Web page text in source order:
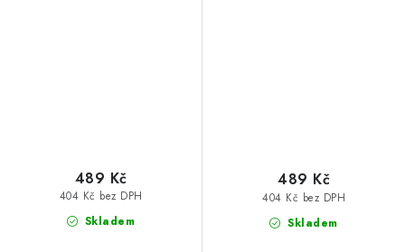
Skladem
404 Kč bez DPH
489 Kč
Skladem
404 Kč bez DPH
489 Kč